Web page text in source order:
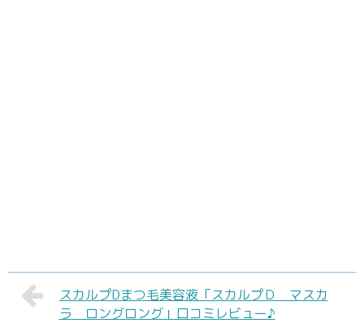
スカルプDまつ毛美容液「スカルプＤ マスカ
ラ ロングロング」口コミレビュー♪